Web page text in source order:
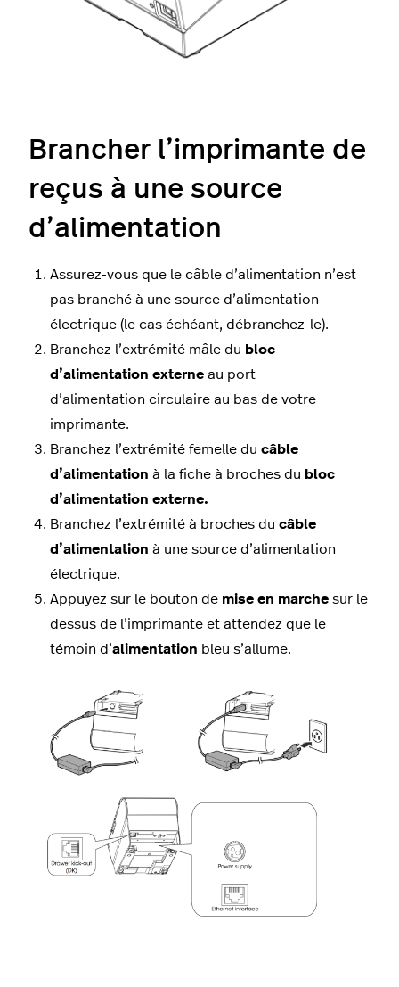
Brancher l’imprimante de
reçus à une source
d’alimentation
Assurez-vous que le câble d’alimentation n’est
pas branché à une source d’alimentation
électrique (le cas échéant, débranchez-le).
Branchez l’extrémité mâle du bloc
d’alimentation externe au port
d’alimentation circulaire au bas de votre
imprimante.
Branchez l’extrémité femelle du câble
d’alimentation à la fiche à broches du bloc
d’alimentation externe.
Branchez l’extrémité à broches du câble
d’alimentation à une source d’alimentation
électrique.
Appuyez sur le bouton de mise en marche sur le
dessus de l’imprimante et attendez que le
témoin d’alimentation bleu s’allume.